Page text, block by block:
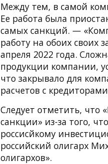
Между тем, в самой
Ее работа была
самых санкций. —
работу на обоих своих
апреля 2022 года.
продукции компании,
что закрывало для
расчетов с
Следует отметить, что
санкции» из-за того,
россисйкому
российский олигарх
олигархов».